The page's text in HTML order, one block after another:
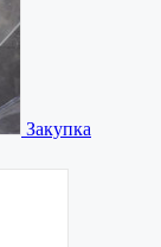
Закупка